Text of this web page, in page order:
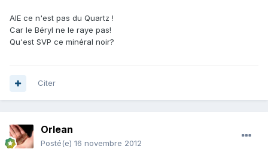
AIE ce n'est pas du Quartz !
Car le Béryl ne le raye pas!
Qu'est SVP ce minéral noir?
Citer
Orlean
Posté(e) 16 novembre 2012